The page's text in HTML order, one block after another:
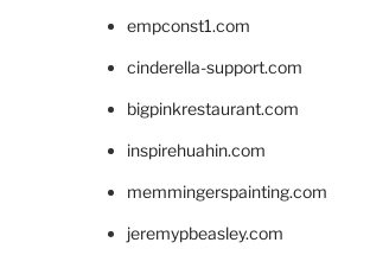
empconst1.com
cinderella-support.com
bigpinkrestaurant.com
inspirehuahin.com
memmingerspainting.com
jeremypbeasley.com